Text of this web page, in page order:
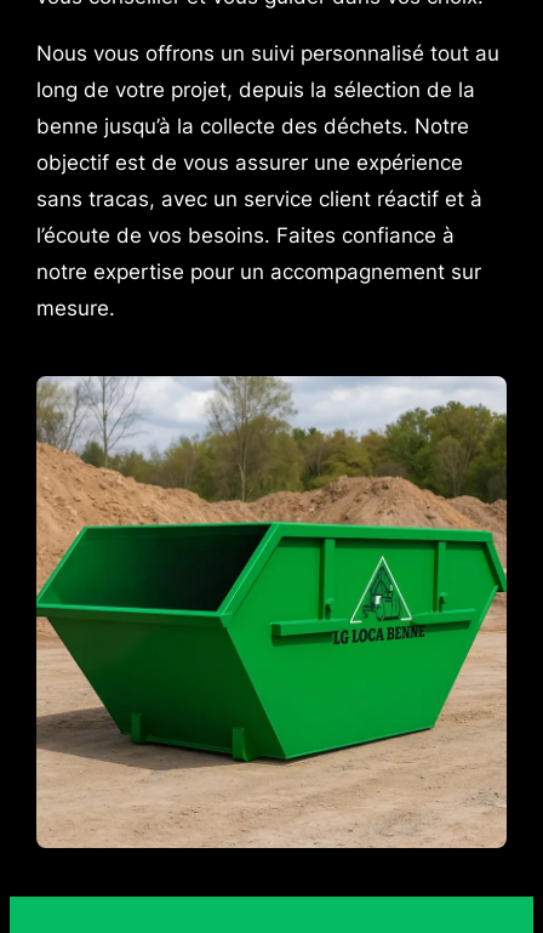
Nous vous offrons un suivi personnalisé tout au
long de votre projet, depuis la sélection de la
benne jusqu’à la collecte des déchets. Notre
objectif est de vous assurer une expérience
sans tracas, avec un service client réactif et à
l’écoute de vos besoins. Faites confiance à
notre expertise pour un accompagnement sur
mesure.